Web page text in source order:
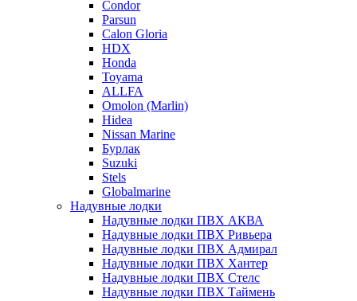
Condor
Parsun
Calon Gloria
HDX
Honda
Toyama
ALLFA
Omolon (Marlin)
Hidea
Nissan Marine
Бурлак
Suzuki
Stels
Globalmarine
Надувные лодки
Надувные лодки ПВХ АКВА
Надувные лодки ПВХ Ривьера
Надувные лодки ПВХ Адмирал
Надувные лодки ПВХ Хантер
Надувные лодки ПВХ Стелс
Надувные лодки ПВХ Таймень